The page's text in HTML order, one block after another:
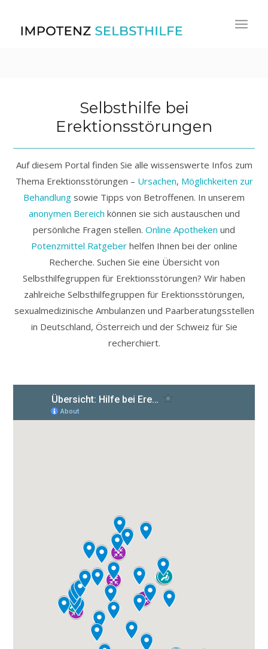
Selbsthilfe bei
Erektionsstörungen
Auf diesem Portal finden Sie alle wissenswerte Infos zum
Thema Erektionsstörungen – Ursachen, Möglichkeiten zur
Behandlung sowie Tipps von Betroffenen. In unserem
anonymen Bereich können sie sich austauschen und
persönliche Fragen stellen. Online Apotheken und
Potenzmittel Ratgeberhelfen Ihnen bei der online
Recherche. Suchen Sie eine Übersicht von
Selbsthilfegruppen für Erektionsstörungen? Wir haben
zahlreiche Selbsthilfegruppen für Erektionsstörungen,
sexualmedizinische Ambulanzen und Paarberatungsstellen
in Deutschland, Österreich und der Schweiz für Sie
recherchiert.